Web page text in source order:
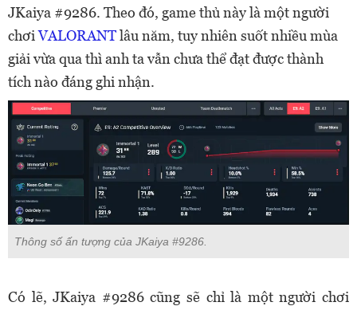
JKaiya #9286. Theo đó, game thủ này là một người
chơiVALORANTlâu năm, tuy nhiên suốt nhiều mùa
giải vừa qua thì anh ta vẫn chưa thể đạt được thành
tích nào đáng ghi nhận.
Thông số ấn tượng của JKaiya #9286.
Có lẽ, JKaiya #9286 cũng sẽ chỉ là một người chơi